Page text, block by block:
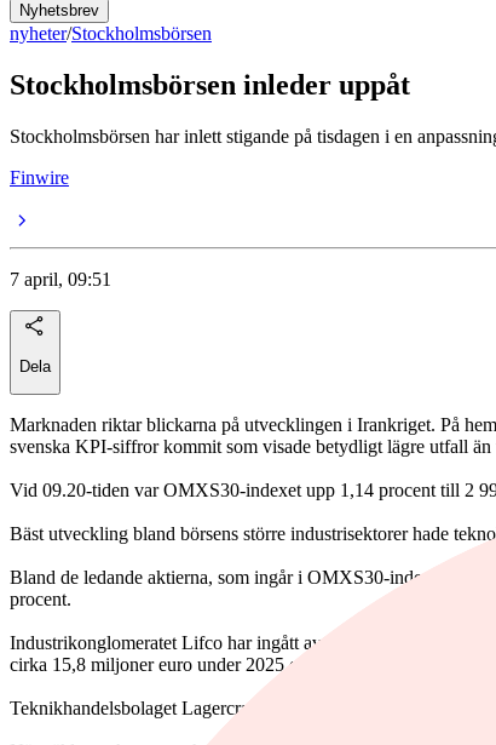
Nyhetsbrev
nyheter/Stockholmsbörsen
Stockholmsbörsen inleder uppåt
Stockholmsbörsen har inlett stigande på tisdagen i en
Finwire
7 april, 09:51
Dela
Marknaden riktar blickarna på utvecklingen i Irankriget. På
svenska KPI-siffror kommit som visade betydligt lägre utfall än
Vid 09.20-tiden var OMXS30-indexet upp 1,14 procent till 2
Bäst utveckling bland börsens större industrisektorer hade
Bland de ledande aktierna, som ingår i OMXS30-index, steg
procent.
Industrikonglomeratet Lifco har ingått avtal om att förvärva
cirka 15,8 miljoner euro under 2025 och har 53 anställda.
Teknikhandelsbolaget Lagercrantz har förvärvat brittiska